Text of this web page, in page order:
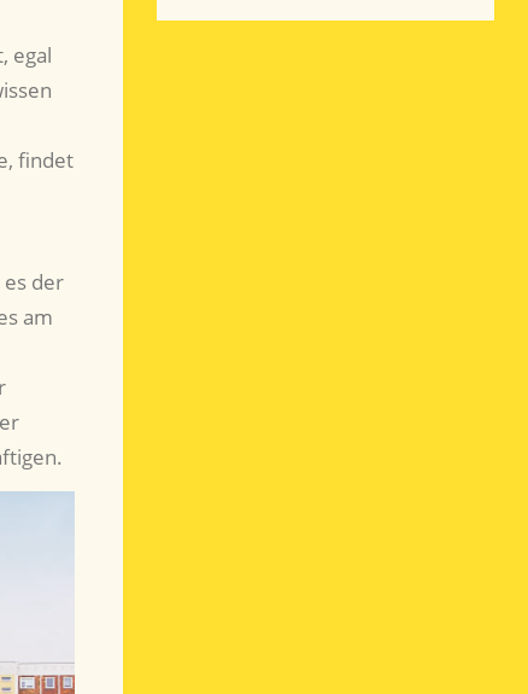
egal
findet
der
am